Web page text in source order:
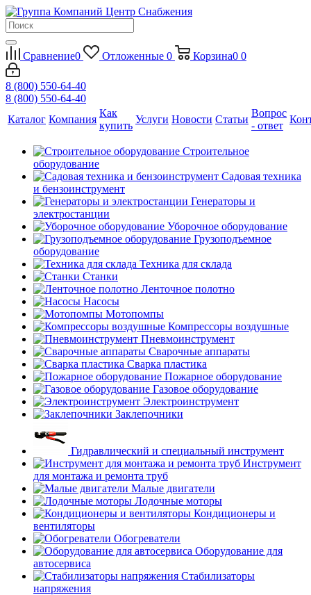
Сравнение0 Отложенные 0 Корзина0 0
8 (800) 550-64-40
8 (800) 550-64-40
Каталог Компания
Как
купить
Услуги Новости Статьи
Вопрос
- ответ
Строительное
оборудование
Садовая техника
и бензоинструмент
Генераторы и
электростанции
Уборочное оборудование
Грузоподъемное
оборудование
Техника для склада
Станки
Ленточное полотно
Насосы
Мотопомпы
Компрессоры воздушные
Пневмоинструмент
Сварочные аппараты
Сварка пластика
Пожарное оборудование
Газовое оборудование
Электроинструмент
Заклепочники
Гидравлический и специальный инструмент
Инструмент
для монтажа и ремонта труб
Малые двигатели
Лодочные моторы
Кондиционеры и
вентиляторы
Обогреватели
Оборудование для
автосервиса
Стабилизаторы
напряжения